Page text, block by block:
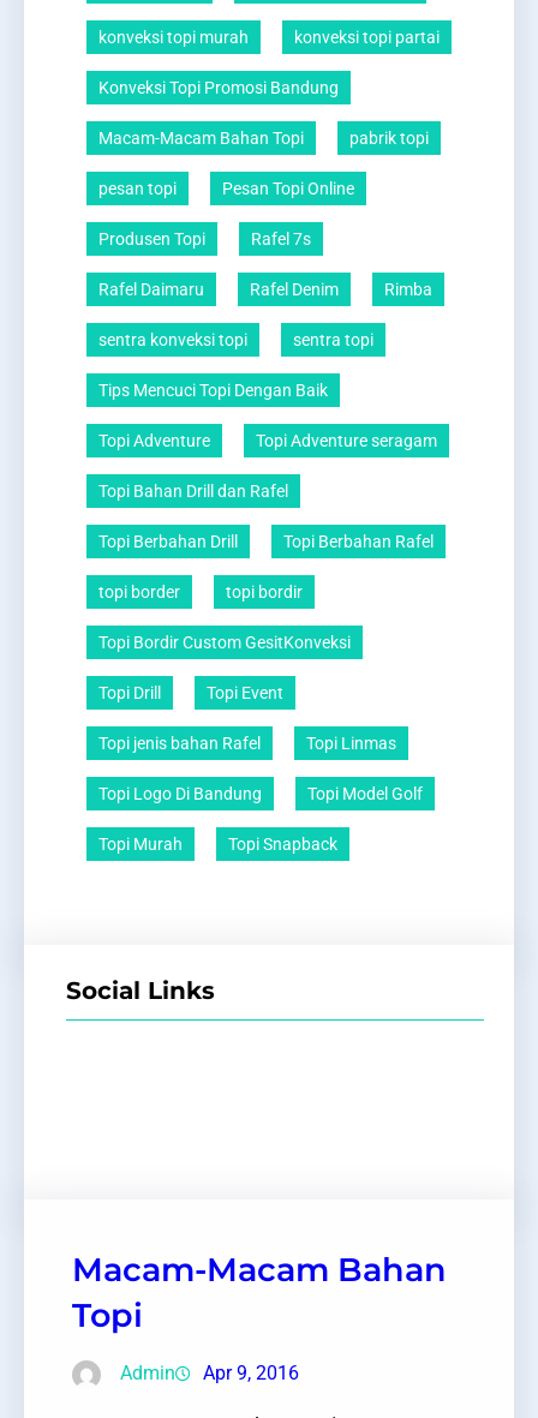
konveksi topi murah konveksi topi partai
Konveksi Topi Promosi Bandung
Macam-Macam Bahan Topi pabrik topi
pesan topi Pesan Topi Online
Produsen Topi Rafel 7s
Rafel Daimaru Rafel Denim Rimba
sentra konveksi topi sentra topi
Tips Mencuci Topi Dengan Baik
Topi Adventure Topi Adventure seragam
Topi Bahan Drill dan Rafel
Topi Berbahan Drill Topi Berbahan Rafel
topi border topi bordir
Topi Bordir Custom GesitKonveksi
Topi Drill Topi Event
Topi jenis bahan Rafel Topi Linmas
Topi Logo Di Bandung Topi Model Golf
Topi Murah Topi Snapback
Social Links
Macam-Macam Bahan
Topi
Admin Apr 9, 2016